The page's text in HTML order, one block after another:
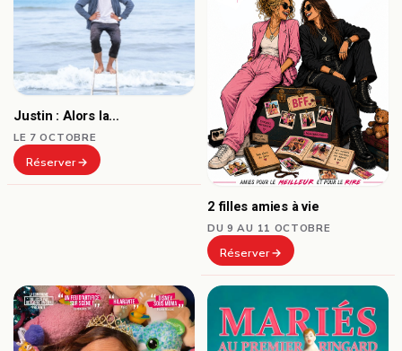
Justin : Alors la…
LE 7 OCTOBRE
Réserver
2 filles amies à vie
DU 9 AU 11 OCTOBRE
Réserver